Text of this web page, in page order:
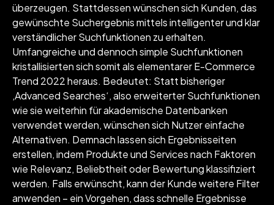
überzeugen. Stattdessen wünschen sich Kunden, das
gewünschte Suchergebnis mittels intelligenter und klar
verständlicher Suchfunktionen zu erhalten.
Umfangreiche und dennoch simple Suchfunktionen
kristallisierten sich somit als elementarer E-Commerce
Trend 2022 heraus. Bedeutet: Statt bisheriger
‚Advanced Searches‘, also erweiterter Suchfunktionen
wie sie weiterhin für akademische Datenbanken
verwendet werden, wünschen sich Nutzer einfache
Alternativen. Demnach lassen sich Ergebnisseiten
erstellen, indem Produkte und Services nach Faktoren
wie Relevanz, Beliebtheit oder Bewertung klassifiziert
werden. Falls erwünscht, kann der Kunde weitere Filter
anwenden – ein Vorgehen, dass schnelle Ergebnisse